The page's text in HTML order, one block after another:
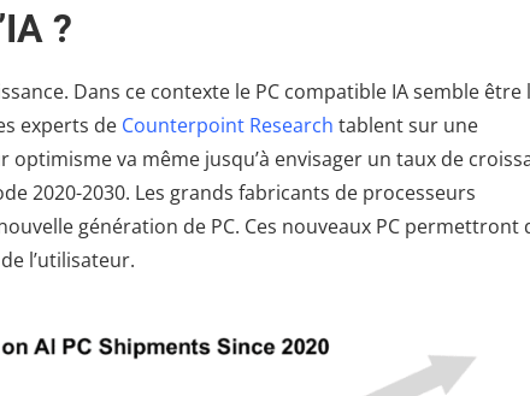
?
Dans ce contexte le PC compatible IA semble être
experts de Counterpoint Research tablent sur une
va même jusqu’à envisager un taux de
2020-2030. Les grands fabricants de processeurs
génération de PC. Ces nouveaux PC permettront
l’utilisateur.